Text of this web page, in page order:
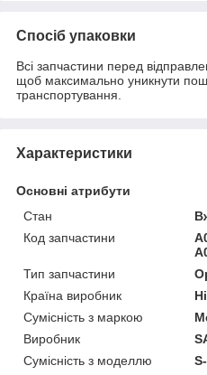
Спосіб упаковки
Всі запчастини перед
щоб максимально уникнути
транспортування.
Характеристики
Основні атрибути
Стан
Код запчастини
Тип запчастини
Країна виробник
Сумісність з маркою
Виробник
Сумісність з моделлю